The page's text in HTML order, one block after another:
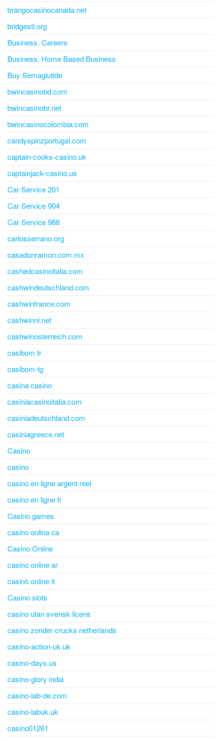
brangocasinocanada.net
bridgestl.org
Business, Careers
Business, Home Based Business
Buy Semaglutide
bwincasinobd.com
bwincasinobr.net
bwincasinocolombia.com
candyspinzportugal.com
captain-cooks-casino.uk
captainjack-casino.us
Car Service 201
Car Service 904
Car Service 988
carlosserrano.org
casadonramon.com.mx
cashedcasinoitalia.com
cashwindeutschland.com
cashwinfrance.com
cashwinnl.net
cashwinosterreich.com
casibom tr
casibom-tg
casina casino
casiniacasinoitalia.com
casiniadeutschland.com
casiniagreece.net
Casino
casino
casino en ligne argent reel
casino en ligne fr
Casino games
casino onlina ca
Casino Online
casino online ar
casinò online it
Casino slots
casino utan svensk licens
casino zonder crucks netherlands
casino-action-uk.uk
casino-days.us
casino-glory india
casino-lab-de.com
casino-labuk.uk
casino01261